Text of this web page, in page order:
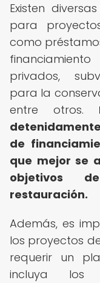
Existen
para
como
privados,
para la
entre otros.
de
que mejor se
objetivos
restauración.
Además, es
los proyectos
requerir un
incluya los